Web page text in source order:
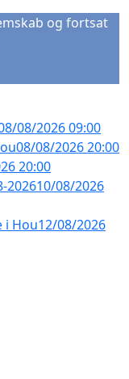
og fortsat
08/2026 09:00
08/08/2026 20:00
20:00
202610/08/2026
i Hou12/08/2026